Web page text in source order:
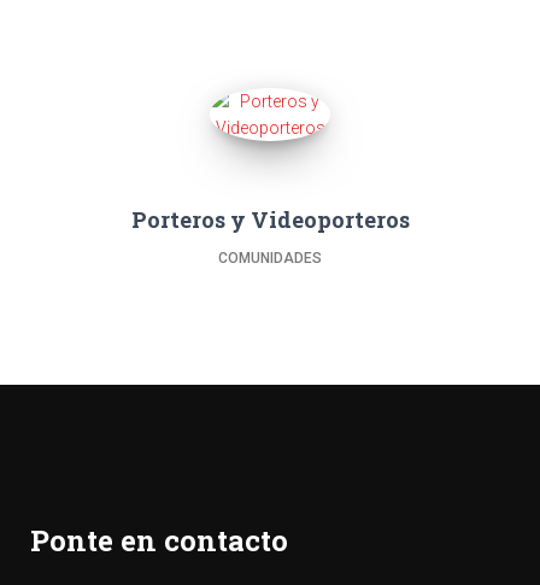
Porteros y Videoporteros
COMUNIDADES
Ponte en contacto